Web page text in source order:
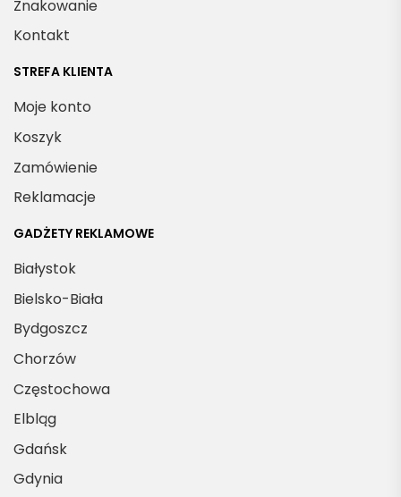
Znakowanie
Kontakt
STREFA KLIENTA
Moje konto
Koszyk
Zamówienie
Reklamacje
GADŻETY REKLAMOWE
Białystok
Bielsko-Biała
Bydgoszcz
Chorzów
Częstochowa
Elbląg
Gdańsk
Gdynia